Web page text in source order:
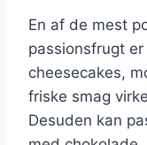
En af de mest
passionsfrugt
cheesecakes,
friske smag
Desuden kan